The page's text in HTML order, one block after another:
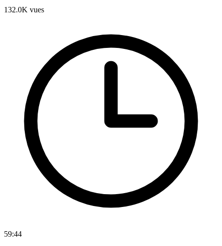
132.0K vues
59:44